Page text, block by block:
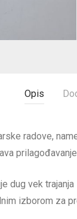
Opis
radove,
dug vek
izborom za